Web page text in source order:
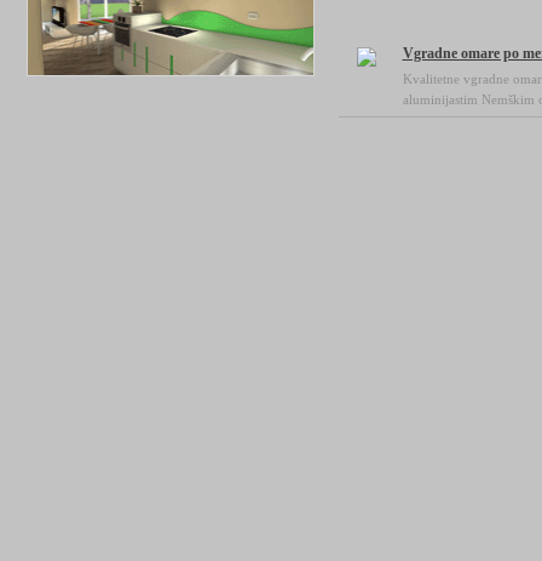
Vgradne omare po
Kvalitetne vgradne
aluminijastim Nemškim